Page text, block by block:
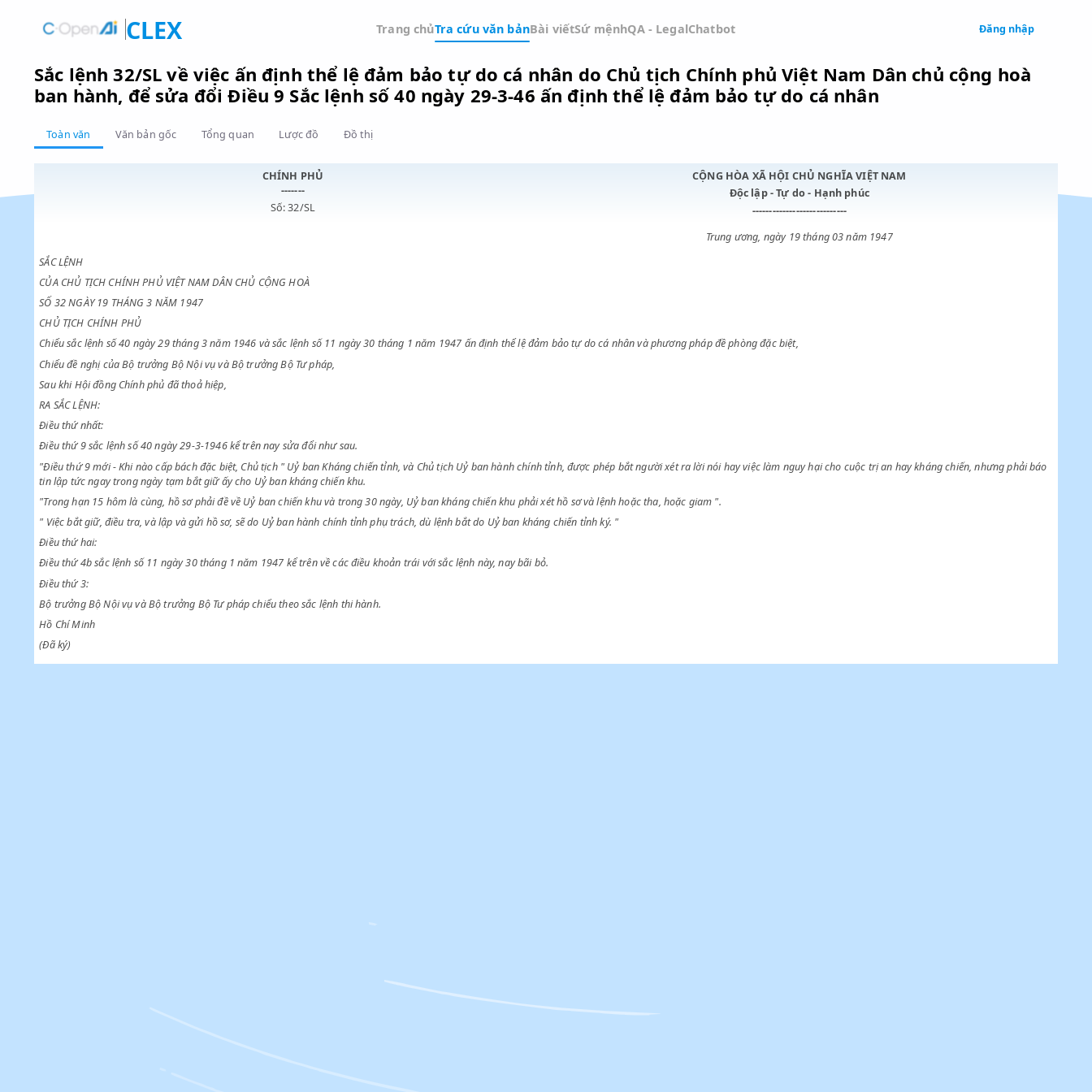
CLEX Trang chủTra cứu văn bảnBài viếtSứ mệnhQA - Legal
Sắc lệnh 32/SL về việc ấn định thể lệ đảm bảo tự do cá nhân do Chủ tịch Chính phủ Việt Nam Dân chủ
ban hành, để sửa đổi Điều 9 Sắc lệnh số 40 ngày 29-3-46 ấn định thể lệ đảm bảo tự do cá nhân
Toàn văn
CHÍNH PHỦ
-------
CỘNG HÒA XÃ HỘI CHỦ NGHĨA VIỆT NAM
Độc lập - Tự do - Hạnh phúc
----------------------------
SẮC LỆNH
CỦA CHỦ TỊCH CHÍNH PHỦ VIỆT NAM DÂN CHỦ CỘNG HOÀ
SỐ 32 NGÀY 19 THÁNG 3 NĂM 1947
CHỦ TỊCH CHÍNH PHỦ
Chiểu sắc lệnh số 40 ngày 29 tháng 3 năm 1946 và sắc lệnh số 11 ngày 30 tháng 1 năm 1947 ấn định thể lệ đảm bảo tự do cá nhân và phương pháp đề phòng đặc biệt,
Chiểu đề nghị của Bộ trưởng Bộ Nội vụ và Bộ trưởng Bộ Tư pháp,
Sau khi Hội đồng Chính phủ đã thoả hiệp,
RA SẮC LỆNH:
Điều thứ nhất:
Điều thứ 9 sắc lệnh số 40 ngày 29-3-1946 kể trên nay sửa đổi như sau.
"Điều thứ 9 mới - Khi nào cấp bách đặc biệt, Chủ tịch " Uỷ ban Kháng chiến tỉnh, và Chủ tịch Uỷ ban hành chính tỉnh, được phép bắt người xét ra lời nói hay việc làm nguy hại cho cuộc trị an hay kháng chiến,
tin lập tức ngay trong ngày tạm bắt giữ ấy cho Uỷ ban kháng chiến khu.
"Trong hạn 15 hôm là cùng, hồ sơ phải đề về Uỷ ban chiến khu và trong 30 ngày, Uỷ ban kháng chiến khu phải xét hồ sơ và lệnh hoặc tha, hoặc giam ".
" Việc bắt giữ, điều tra, và lập và gửi hồ sơ, sẽ do Uỷ ban hành chính tỉnh phụ trách, dù lệnh bắt do Uỷ ban kháng chiến tỉnh ký. "
Điều thứ hai:
Điều thứ 4b sắc lệnh số 11 ngày 30 tháng 1 năm 1947 kể trên về các điều khoản trái với sắc lệnh này, nay bãi bỏ.
Điều thứ 3: